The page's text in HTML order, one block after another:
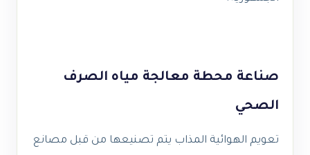
صناعة محطة معالجة مياه الصرف
الصحي
تعويم الهوائية المذاب يتم تصنيعها من قبل مصانع